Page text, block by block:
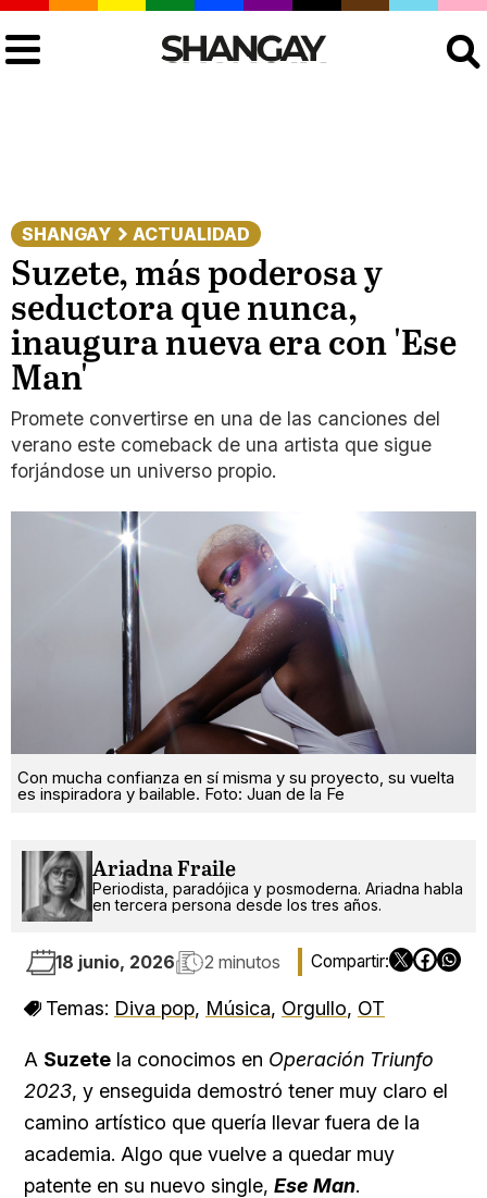
SHANGAY ACTUALIDAD
Suzete, más poderosa y
seductora que nunca,
inaugura nueva era con 'Ese
Man'
Promete convertirse en una de las canciones del
verano este comeback de una artista que sigue
forjándose un universo propio.
Con mucha confianza en sí misma y su proyecto, su vuelta
es inspiradora y bailable. Foto: Juan de la Fe
Ariadna Fraile
Periodista, paradójica y posmoderna. Ariadna habla
en tercera persona desde los tres años.
18 junio, 2026 2 minutos
Temas: Diva pop, Música, Orgullo, OT
A Suzete la conocimos en Operación Triunfo
2023, y enseguida demostró tener muy claro el
camino artístico que quería llevar fuera de la
academia. Algo que vuelve a quedar muy
patente en su nuevo single, Ese Man.